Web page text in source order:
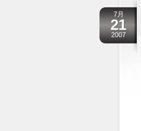
7月
21
2007